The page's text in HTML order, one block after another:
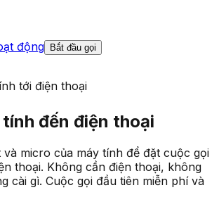
động Bắt đầu gọi
tới điện thoại
tính đến điện thoại
micro của máy tính để đặt cuộc gọi
thoại. Không cần điện thoại, không
cài gì. Cuộc gọi đầu tiên miễn phí và